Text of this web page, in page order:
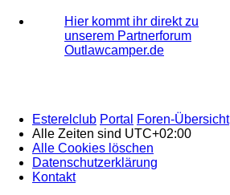
Hier kommt ihr direkt zu
unserem Partnerforum
Outlawcamper.de
Esterelclub Portal
Foren-Übersicht
Alle Zeiten sind UTC+02:00
Alle Cookies löschen
Datenschutzerklärung
Kontakt